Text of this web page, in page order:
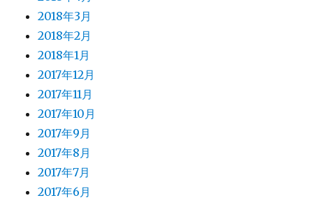
2018年3月
2018年2月
2018年1月
2017年12月
2017年11月
2017年10月
2017年9月
2017年8月
2017年7月
2017年6月